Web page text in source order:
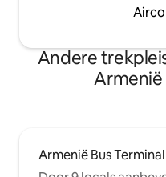
Andere
Armenië
Armenië Bus Terminal